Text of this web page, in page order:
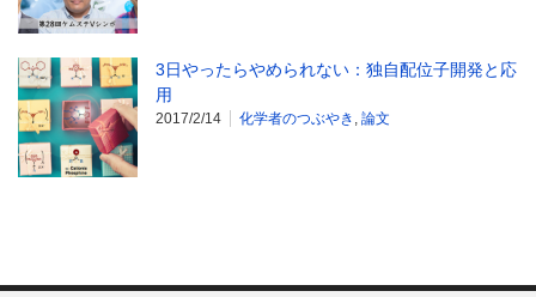
3日やったらやめられない：独自配位子開発と応
用
2017/2/14 化学者のつぶやき 論文